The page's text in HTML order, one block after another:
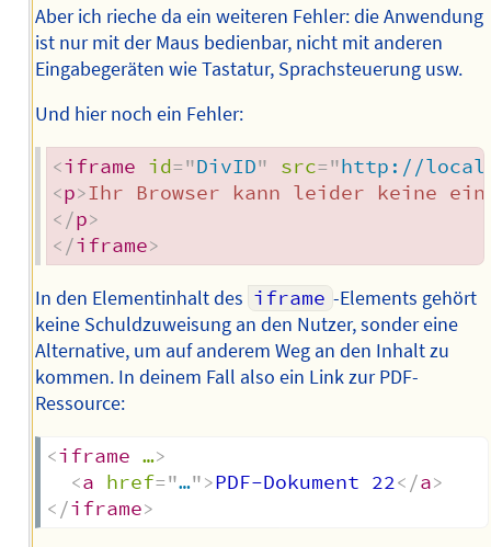
Aber ich rieche da ein weiteren Fehler: die Anwendung
ist nur mit der Maus bedienbar, nicht mit anderen
Eingabegeräten wie Tastatur, Sprachsteuerung usw.
Und hier noch ein Fehler:
<iframe id="DivID" src="http://
<p>Ihr Browser kann leider keine
</p>
</iframe>
In den Elementinhalt des iframe -Elements gehört
keine Schuldzuweisung an den Nutzer, sonder eine
Alternative, um auf anderem Weg an den Inhalt zu
kommen. In deinem Fall also ein Link zur PDF-
Ressource:
<iframe …>
<a href="…">PDF-Dokument 22</a>
</iframe>